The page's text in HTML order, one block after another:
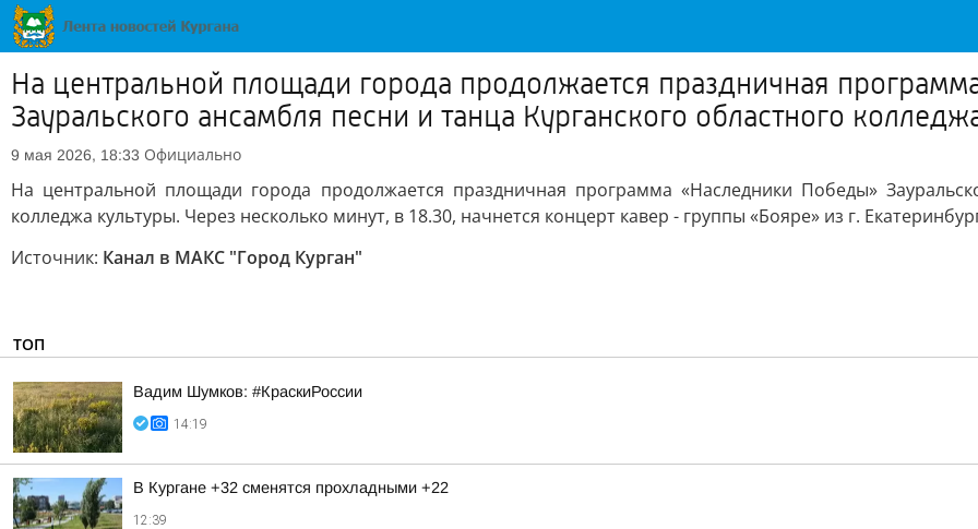
На центральной площади города продолжается праздничная
Зауральского ансамбля песни и танца Курганского областного
9 мая 2026, 18:33 Официально
На центральной площади города продолжается праздничная программа «Наследники Победы»
колледжа культуры. Через несколько минут, в 18.30, начнется концерт кавер - группы «Бояре» из г.
Источник: Канал в МАКС "Город Курган"
ТОП
Вадим Шумков: #КраскиРоссии
14:19
В Кургане +32 сменятся прохладными +22
12:39